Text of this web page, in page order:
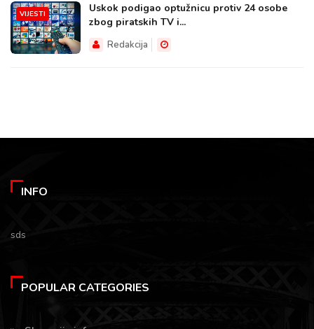
VIJESTI
Uskok podigao optužnicu protiv 24 osobe
zbog piratskih TV i...
Redakcija
INFO
sds
POPULAR CATEGORIES